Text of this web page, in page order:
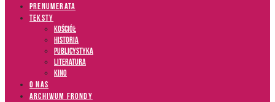
PRENUMERATA
TEKSTY
Kościół
Historia
Publicystyka
Literatura
Kino
O NAS
ARCHIWUM FRONDY